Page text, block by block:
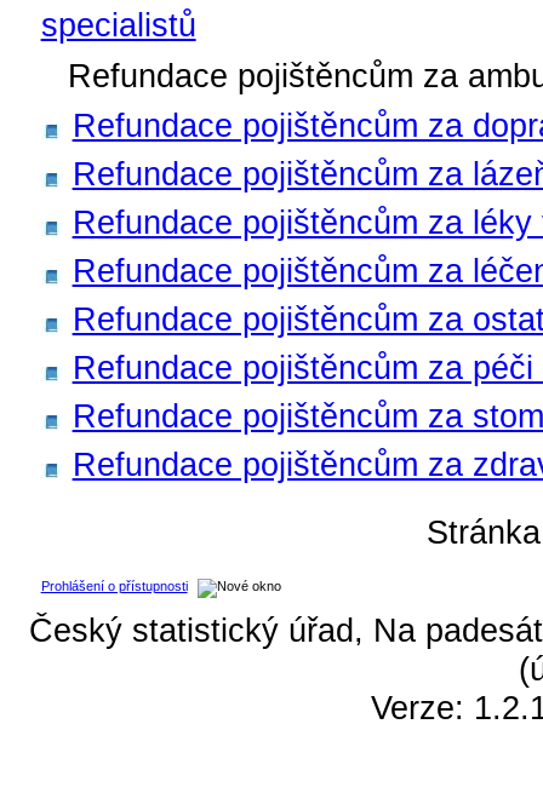
specialistů
Refundace pojištěncům za
Refundace pojištěncům za
Refundace pojištěncům za
Refundace pojištěncům za
Refundace pojištěncům za
Refundace pojištěncům za
Refundace pojištěncům za
Refundace pojištěncům za
Refundace pojištěncům za
Prohlášení o přístupnosti
Český statistický úřad, Na
Verze: